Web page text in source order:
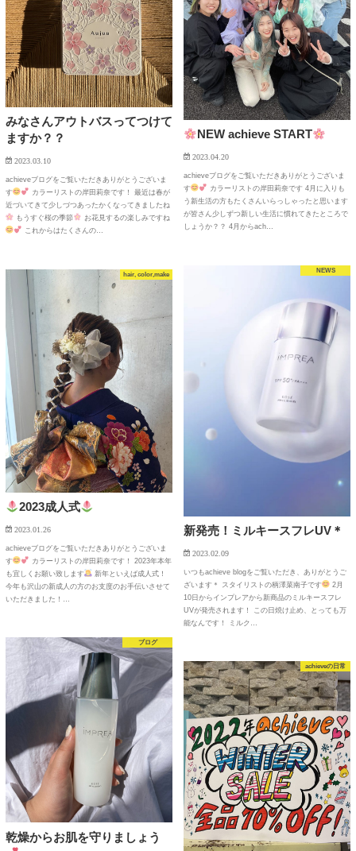
NEW achieve START
2023.04.20
achieveブログをご覧いただきありがとうございま
す
カラーリストの岸田莉奈です 4月に入りも
う新生活の方もたくさんいらっしゃったと思います
が皆さん少しずつ新しい生活に慣れてきたところで
しょうか？？ 4月からach…
みなさんアウトバスってつけて
ますか？？
2023.03.10
achieveブログをご覧いただきありがとうございま
す
カラーリストの岸田莉奈です！ 最近は春が
近づいてきて少しづつあったかくなってきましたね
もうすぐ桜の季節
お花見するの楽しみですね
これからはたくさんの…
NEWS
新発売！ミルキースフレUV＊
2023.02.09
いつもachieve blogをご覧いただき、ありがとうご
ざいます＊ スタイリストの柄澤菜南子です
2月
10日からインプレアから新商品のミルキースフレ
UVが発売されます！ この日焼け止め、とっても万
能なんです！ ミルク…
hair, color,make
2023成人式
2023.01.26
achieveブログをご覧いただきありがとうございま
す
カラーリストの岸田莉奈です！ 2023年本年
も宜しくお願い致します
新年といえば成人式！
今年も沢山の新成人の方のお支度のお手伝いさせて
いただきました！…
ブログ
乾燥からお肌を守りましょう
achieveの日常